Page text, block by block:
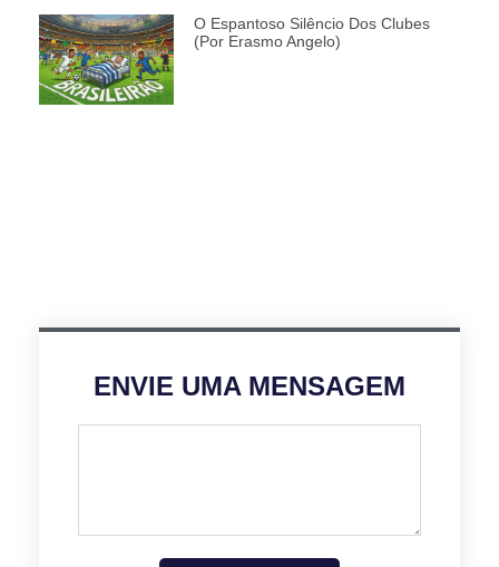
O Espantoso Silêncio Dos Clubes
(por Erasmo Angelo)
ENVIE UMA MENSAGEM